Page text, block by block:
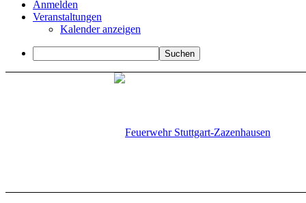
Anmelden
Veranstaltungen
Kalender anzeigen
Suchen